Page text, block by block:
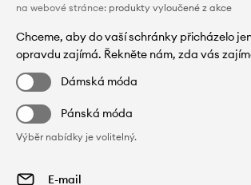
na webové stránce: produkty vyloučené z akce
Chceme, aby do vaší schránky přicházelo
opravdu zajímá. Řekněte nám, zda vás
Dámská móda
Pánská móda
Výběr nabídky je volitelný.